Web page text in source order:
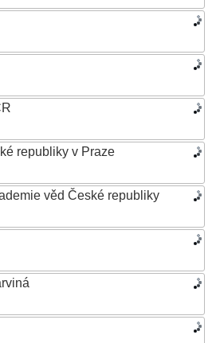
republiky v Praze
věd České republiky